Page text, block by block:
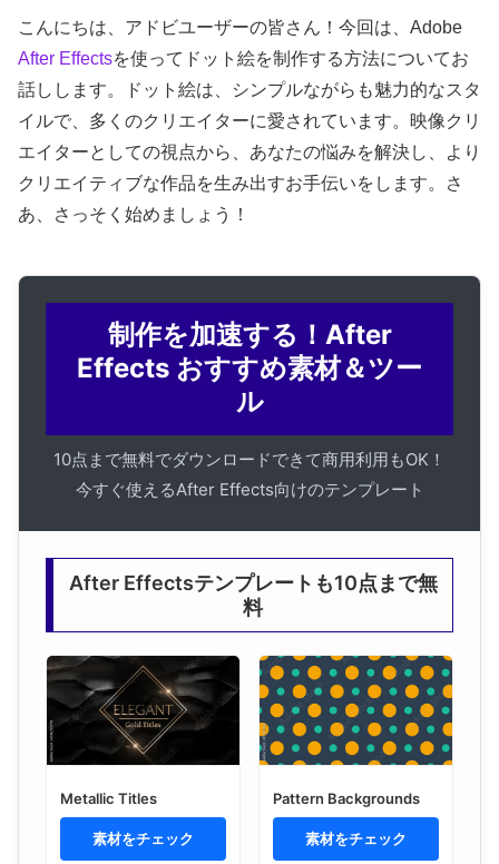
こんにちは、アドビユーザーの皆さん！今回は、Adobe
After Effectsを使ってドット絵を制作する方法についてお
話しします。ドット絵は、シンプルながらも魅力的なスタ
イルで、多くのクリエイターに愛されています。映像クリ
エイターとしての視点から、あなたの悩みを解決し、より
クリエイティブな作品を生み出すお手伝いをします。さ
あ、さっそく始めましょう！
制作を加速する！After
Effects おすすめ素材＆ツー
ル
10点まで無料でダウンロードできて商用利用もOK！
今すぐ使えるAfter Effects向けのテンプレート
After Effectsテンプレートも10点まで無
料
Metallic Titles
素材をチェック
Pattern Backgrounds
素材をチェック